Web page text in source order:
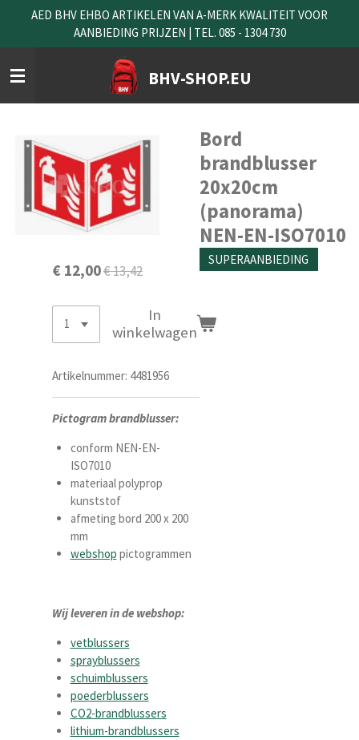
naar
de
hoofdinhoud
BHV-SHOP.EU
AED BHV EHBO ARTIKELEN VAN A-MERK KWALITEIT VOOR
AANBIEDING PRIJZEN | TEL. 085 - 1304 730
Bord
brandblusser
20x20cm
(panorama)
NEN-EN-ISO7010
SUPERAANBIEDING
€ 12,00€ 13,42
In
winkelwagen
Artikelnummer: 4481956
Pictogram brandblusser:
conform NEN-EN-
ISO7010
materiaal polyprop
kunststof
afmeting bord 200 x 200
mm
webshop pictogrammen
Wij leveren in de webshop:
vetblussers
sprayblussers
schuimblussers
poederblussers
CO2-brandblussers
lithium-brandblussers